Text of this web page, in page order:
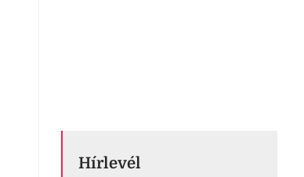
Hírlevél